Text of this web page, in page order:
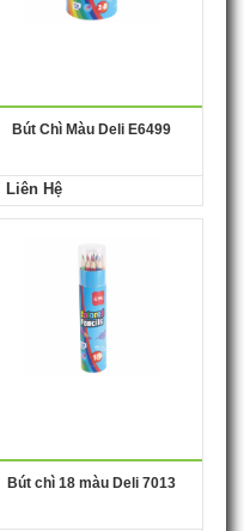
Bút Chì Màu Deli E6499
Liên Hệ
Bút chì 18 màu Deli 7013